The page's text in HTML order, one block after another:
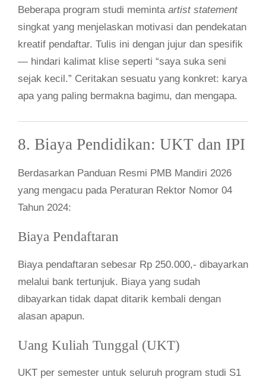
Beberapa program studi meminta artist statement
singkat yang menjelaskan motivasi dan pendekatan
kreatif pendaftar. Tulis ini dengan jujur dan spesifik
— hindari kalimat klise seperti “saya suka seni
sejak kecil.” Ceritakan sesuatu yang konkret: karya
apa yang paling bermakna bagimu, dan mengapa.
8. Biaya Pendidikan: UKT dan IPI
Berdasarkan Panduan Resmi PMB Mandiri 2026
yang mengacu pada Peraturan Rektor Nomor 04
Tahun 2024:
Biaya Pendaftaran
Biaya pendaftaran sebesar Rp 250.000,- dibayarkan
melalui bank tertunjuk. Biaya yang sudah
dibayarkan tidak dapat ditarik kembali dengan
alasan apapun.
Uang Kuliah Tunggal (UKT)
UKT per semester untuk seluruh program studi S1